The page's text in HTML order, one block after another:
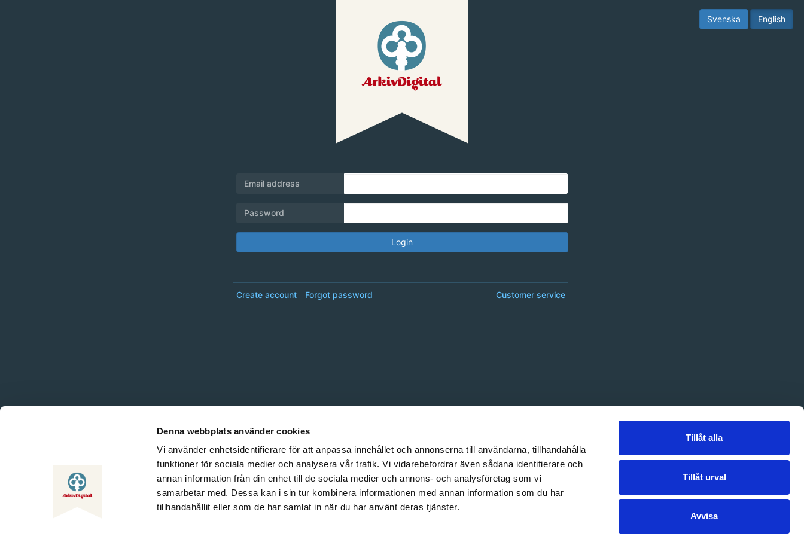
Denna webbplats använder cookies
Vi använder enhetsidentifierare för att anpassa innehållet och annonserna till användarna, tillhandahålla
funktioner för sociala medier och analysera vår trafik. Vi vidarebefordrar även sådana identifierare och
annan information från din enhet till de sociala medier och annons- och analysföretag som vi
samarbetar med. Dessa kan i sin tur kombinera informationen med annan information som du har
tillhandahållit eller som de har samlat in när du har använt deras tjänster.
Tillåt alla
Tillåt urval
Avvisa
English
Svenska
Email address
Password
Login
Customer service
Create account Forgot password